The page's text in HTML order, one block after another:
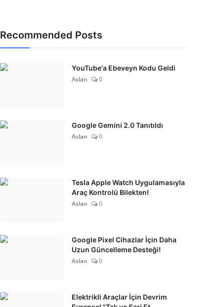
Recommended Posts
YouTube'a Ebeveyn Kodu Geldi
Aslan
0
Google Gemini 2.0 Tanıtıldı
Aslan
0
Tesla Apple Watch Uygulamasıyla
Araç Kontrolü Bilekten!
Aslan
0
Google Pixel Cihazlar İçin Daha
Uzun Güncelleme Desteği!
Aslan
0
Elektrikli Araçlar İçin Devrim